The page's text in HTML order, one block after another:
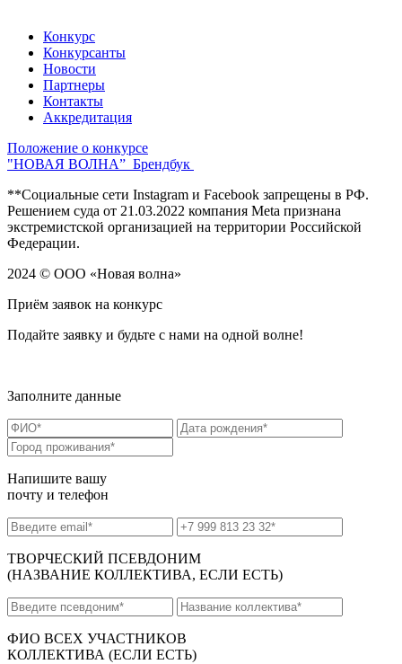
Конкурс
Конкурсанты
Новости
Партнеры
Контакты
Аккредитация
Положение о конкурсе
"НОВАЯ ВОЛНА” Брендбук
**Социальные сети Instagram и Facebook запрещены в РФ.
Решением суда от 21.03.2022 компания Meta признана
экстремистской организацией на территории Российской
Федерации.
2024 © ООО «Новая волна»
Приём заявок на конкурс
Подайте заявку и будьте с нами на одной волне!
Заполните данные
Напишите вашу
почту и телефон
ТВОРЧЕСКИЙ ПСЕВДОНИМ
(НАЗВАНИЕ КОЛЛЕКТИВА, ЕСЛИ ЕСТЬ)
ФИО ВСЕХ УЧАСТНИКОВ
КОЛЛЕКТИВА (ЕСЛИ ЕСТЬ)